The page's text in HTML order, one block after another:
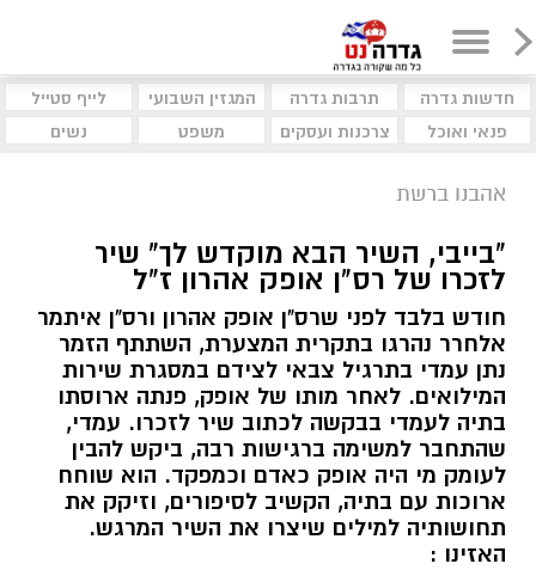
חדשות גדרה תרבות גדרה המגזין השבועי
לייף סטייל
פנאי ואוכל
צרכנות ועסקים משפט נשים
אהבנו ברשת
"בייבי, השיר הבא מוקדש לך" שיר
לזכרו של רס"ן אופק אהרון ז"ל
חודש בלבד לפני שרס"ן אופק אהרון ורס"ן איתמר
אלחרר נהרגו בתקרית המצערת, השתתף הזמר
נתן עמדי בתרגיל צבאי לצידם במסגרת שירות
המילואים. לאחר מותו של אופק, פנתה ארוסתו
בתיה לעמדי בבקשה לכתוב שיר לזכרו. עמדי,
שהתחבר למשימה ברגישות רבה, ביקש להבין
לעומק מי היה אופק כאדם וכמפקד. הוא שוחח
ארוכות עם בתיה, הקשיב לסיפורים, וזיקק את
תחושותיה למילים שיצרו את השיר המרגש.
האזינו :